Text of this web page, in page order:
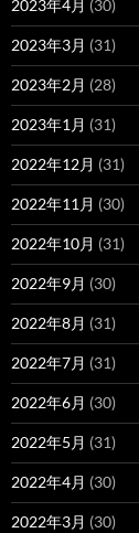
2023年4月 (30)
2023年3月 (31)
2023年2月 (28)
2023年1月 (31)
2022年12月 (31)
2022年11月 (30)
2022年10月 (31)
2022年9月 (30)
2022年8月 (31)
2022年7月 (31)
2022年6月 (30)
2022年5月 (31)
2022年4月 (30)
2022年3月 (30)